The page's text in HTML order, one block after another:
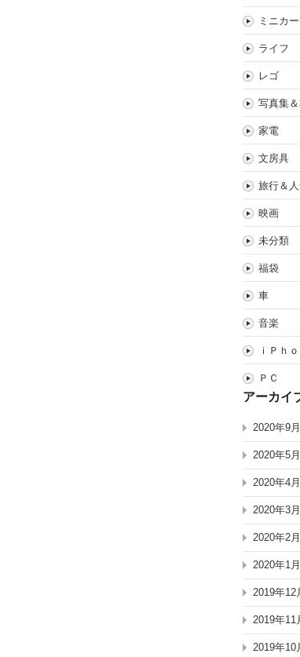
ミニカー
ライフ
レゴ
写真集
家電
文房具
旅行＆
映画
未分類
福袋
車
音楽
ｉＰｈ
ＰＣ
アーカイ
2020年9月
2020年5月
2020年4月
2020年3月
2020年2月
2020年1月
2019年12
2019年11
2019年10